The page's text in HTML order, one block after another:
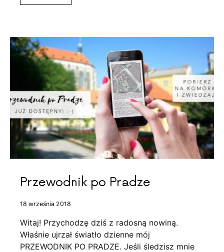
Przewodnik po Pradze
18 września 2018
Witaj! Przychodzę dziś z radosną nowiną.
Właśnie ujrzał światło dzienne mój
PRZEWODNIK PO PRADZE. Jeśli śledzisz mnie